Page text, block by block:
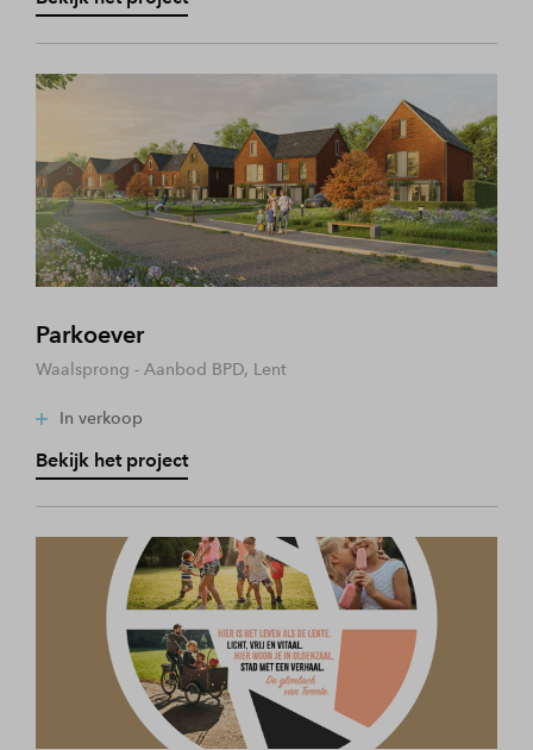
Parkoever
Waalsprong - Aanbod BPD, Lent
In verkoop
Bekijk het project